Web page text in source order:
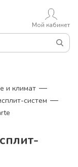
Мой кабинет
и климат —
систем —